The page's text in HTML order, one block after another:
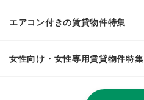
エアコン付きの賃貸物件特集
女性向け・女性専用賃貸物件特集